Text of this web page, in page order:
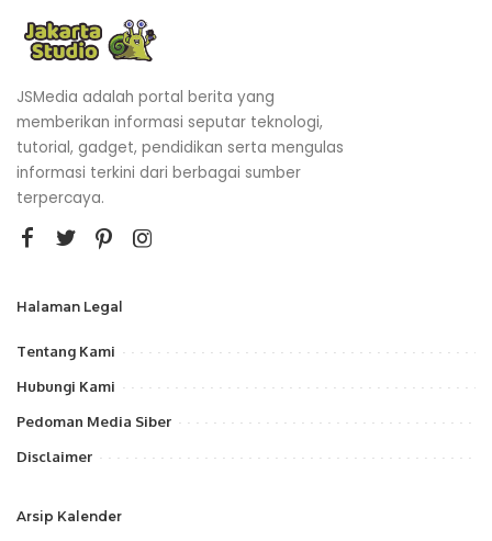
JSMedia adalah portal berita yang
memberikan informasi seputar teknologi,
tutorial, gadget, pendidikan serta mengulas
informasi terkini dari berbagai sumber
terpercaya.
Halaman Legal
Tentang Kami
Hubungi Kami
Pedoman Media Siber
Disclaimer
Arsip Kalender